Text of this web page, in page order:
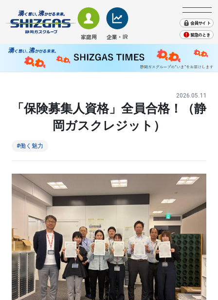
家庭用
家庭用のお客さま − TOP
電気
くらしサービス
その他
ガス機器・設備
ショールーム来館のご予約
料理教室のお申し込み
お近くの静岡ガス
業務用・産業用のお客さま − TOP
電気
エネルギーソリューション
業務用ガス機器情報
天然ガスのご案内
企業・IR
企業・IR情報 − TOP
株主・投資家情報
サステナビリティ
会員サイト
緊急のとき
会社案内
株主・投資家情報
業務用・産業用のお客さま
SHIZGAS TIMES（取組み)
SHIZGAS TIMES
2026.05.11
「保険募集人資格」全員合格！（静
岡ガスクレジット）
#働く魅力